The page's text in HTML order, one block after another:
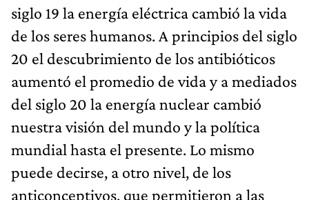
siglo 19 la energía eléctrica cambió la vida
de los seres humanos. A principios del siglo
20 el descubrimiento de los antibióticos
aumentó el promedio de vida y a mediados
del siglo 20 la energía nuclear cambió
nuestra visión del mundo y la política
mundial hasta el presente. Lo mismo
puede decirse, a otro nivel, de los
anticonceptivos, que permitieron a las